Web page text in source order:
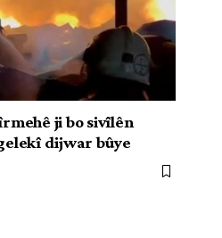
ji bo sivîlên
dijwar bûye